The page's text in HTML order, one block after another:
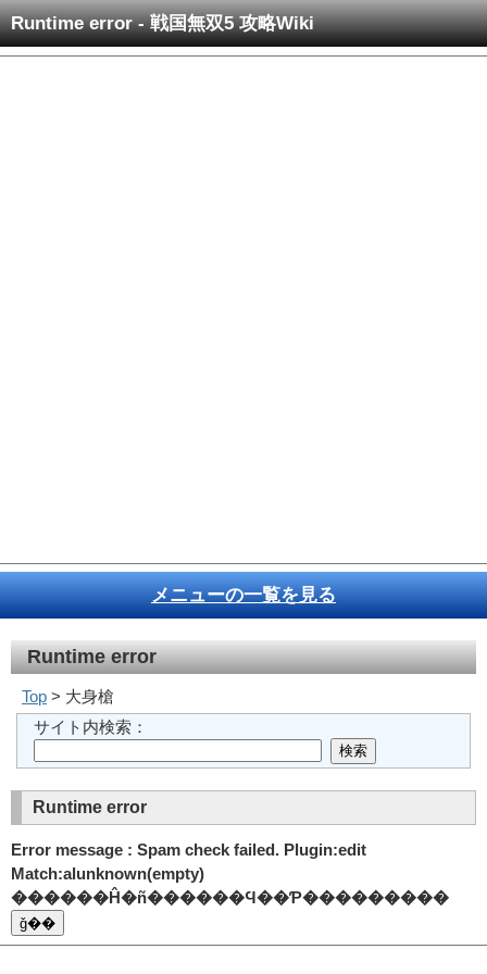
Runtime error - 戦国無双5 攻略Wiki
メニューの一覧を見る
Runtime error
Top > 大身槍
サイト内検索：
Runtime error
Error message : Spam check failed. Plugin:edit
Match:alunknown(empty)
������Ĥ�ñ������Ϥ��Ƥ���������